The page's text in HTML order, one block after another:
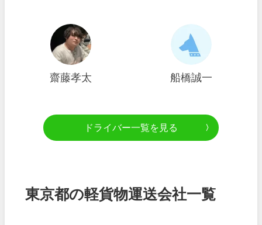
齋藤孝太 船橋誠一
ドライバー一覧を見る
東京都の軽貨物運送会社一覧